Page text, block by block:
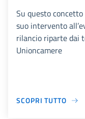
Su questo
suo intervento
rilancio riparte dai
Unioncamere
SCOPRI TUTTO